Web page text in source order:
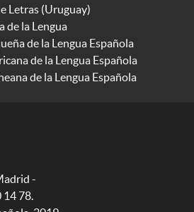
Letras (Uruguay)
de la Lengua
de la Lengua Española
de la Lengua Española
de la Lengua Española
-
14 78.